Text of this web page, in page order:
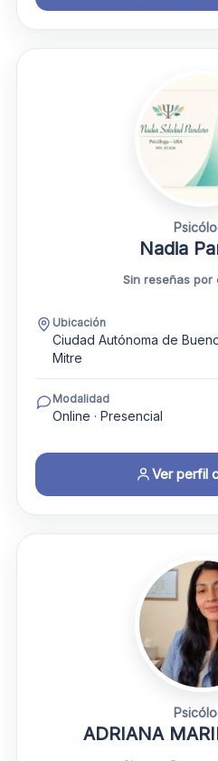
Nadia
Sin reseñas por
Ubicación
Ciudad Autónoma de
Mitre
Modalidad
Online · Presencial
Ver perfil
ADRIANA